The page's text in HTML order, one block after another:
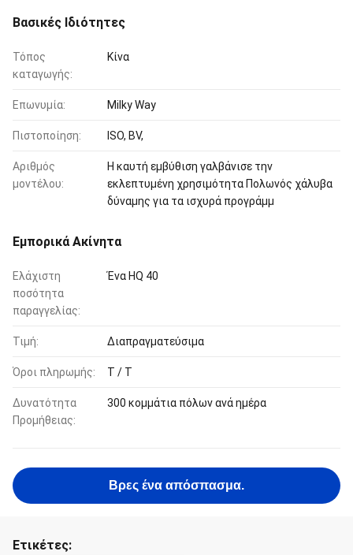
Βασικές Ιδιότητες
Τόπος
καταγωγής:
Κίνα
Επωνυμία: Milky Way
Πιστοποίηση: ISO, BV,
Αριθμός
μοντέλου:
Η καυτή εμβύθιση γαλβάνισε την
εκλεπτυμένη χρησιμότητα Πολωνός χάλυβα
δύναμης για τα ισχυρά προγράμμ
Εμπορικά Ακίνητα
Ελάχιστη
ποσότητα
παραγγελίας:
Ένα HQ 40
Τιμή: Διαπραγματεύσιμα
Όροι πληρωμής: T / T
Δυνατότητα
Προμήθειας:
300 κομμάτια πόλων ανά ημέρα
Βρες ένα απόσπασμα.
Ετικέτες: